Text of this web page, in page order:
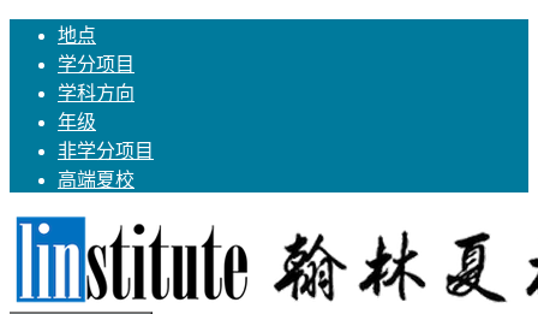
地点
学分项目
学科方向
年级
非学分项目
高端夏校